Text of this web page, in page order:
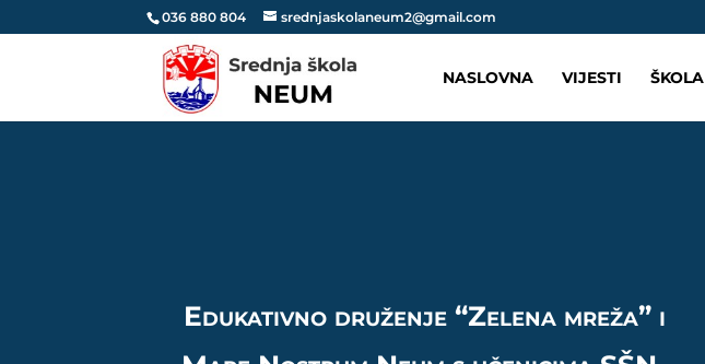
036 880 804 srednjaskolaneum2@gmail.com
NASLOVNA VIJESTI ŠKOLA
Edukativno druženje “Zelena mreža” i